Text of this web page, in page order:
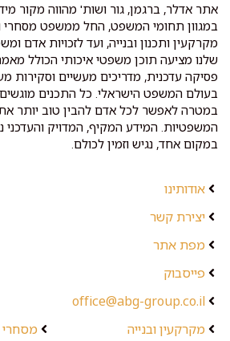
אתר אדלר, ברגמן, גור ושות' מהווה מקור
במגוון תחומי המשפט, החל ממשפט מסחרי
מקרקעין ותכנון ובנייה, ועד לזכויות אדם
שלנו מציעה תוכן משפטי איכותי הכולל
פסיקה עדכנית, מדריכים מעשיים וסקירות
בעולם המשפט הישראלי. כל התכנים
במטרה לאפשר לכל אדם להבין טוב יותר את
המשפטיות. המידע המקיף, המדויק
במקום אחד, נגיש וזמין לכולם.
אודותינו
יצירת קשר
מפת אתר
פייסבוק
office@abg-group.co.il
מקרקעין ובנייה
מסחרי